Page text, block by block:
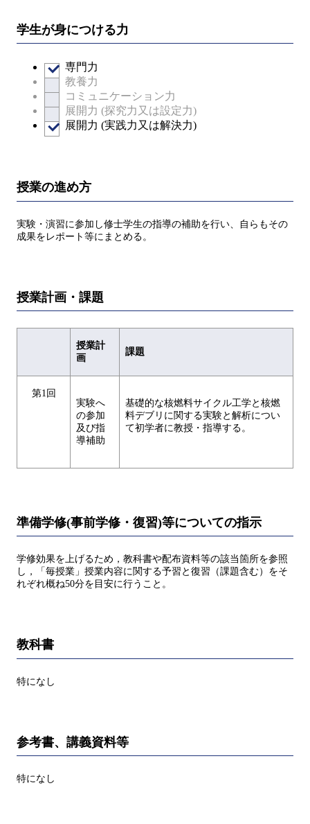
学生が身につける力
専門力
教養力
コミュニケーション力
展開力 (探究力又は設定力)
展開力 (実践力又は解決力)
授業の進め方
実験・演習に参加し修士学生の指導の補助を行い、自らもその
成果をレポート等にまとめる。
授業計画・課題
授業計
画
課題
第1回
実験へ
の参加
及び指
導補助
基礎的な核燃料サイクル工学と核燃
料デブリに関する実験と解析につい
て初学者に教授・指導する。
準備学修(事前学修・復習)等についての指示
学修効果を上げるため，教科書や配布資料等の該当箇所を参照
し，「毎授業」授業内容に関する予習と復習（課題含む）をそ
れぞれ概ね50分を目安に行うこと。
教科書
特になし
参考書、講義資料等
特になし